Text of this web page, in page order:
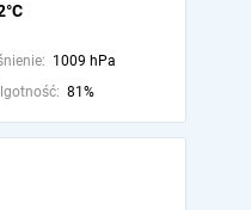
1009 hPa
81%